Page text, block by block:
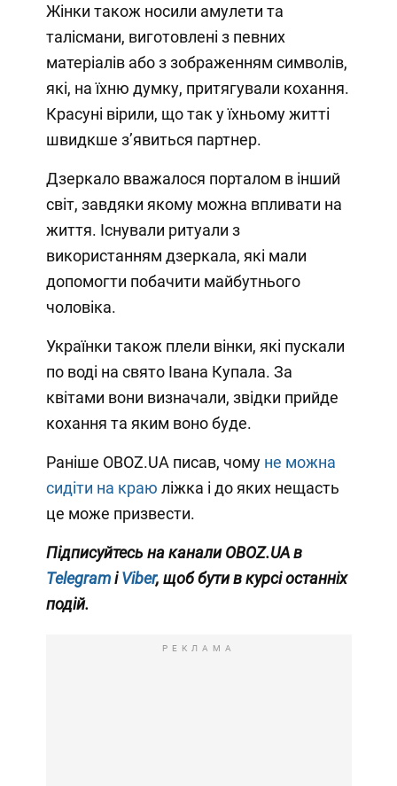
Жінки також носили амулети та
талісмани, виготовлені з певних
матеріалів або з зображенням символів,
які, на їхню думку, притягували кохання.
Красуні вірили, що так у їхньому житті
швидкше зʼявиться партнер.
Дзеркало вважалося порталом в інший
світ, завдяки якому можна впливати на
життя. Існували ритуали з
використанням дзеркала, які мали
допомогти побачити майбутнього
чоловіка.
Українки також плели вінки, які пускали
по воді на свято Івана Купала. За
квітами вони визначали, звідки прийде
кохання та яким воно буде.
Раніше OBOZ.UA писав, чому не можна
сидіти на краю ліжка і до яких нещасть
це може призвести.
Підписуйтесь на канали OBOZ.UA в
TelegramіViber, щоб бути в курсі останніх
подій.
РЕКЛАМА